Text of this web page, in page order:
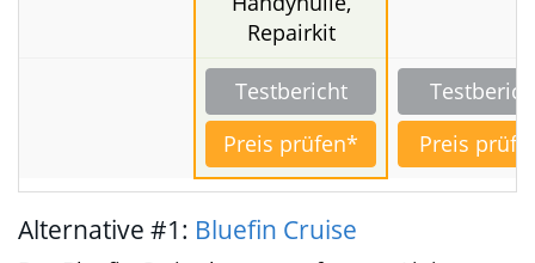
Doppelhub-
Druckanzeige
(Manometer),
Coiled-Leash
(spiralförmige
wasserdichte
und